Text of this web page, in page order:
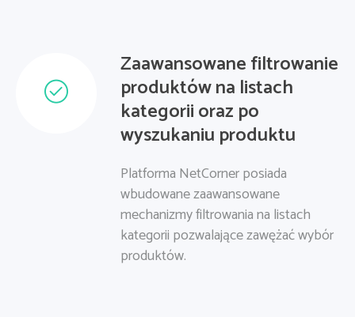
Zaawansowane filtrowanie
produktów na listach
kategorii oraz po
wyszukaniu produktu
Platforma NetCorner posiada
wbudowane zaawansowane
mechanizmy filtrowania na listach
kategorii pozwalające zawężać wybór
produktów.